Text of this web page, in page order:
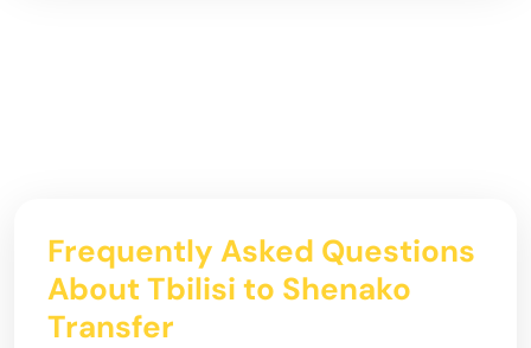
Frequently Asked Questions
About Tbilisi to Shenako
Transfer